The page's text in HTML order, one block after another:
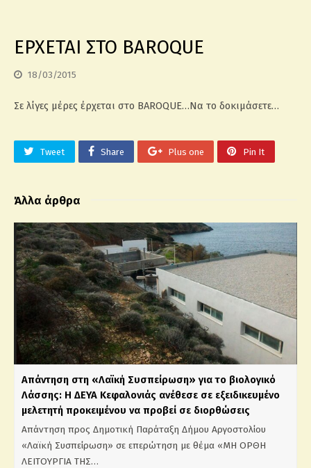
ΕΡΧΕΤΑΙ ΣΤΟ BAROQUE
18/03/2015
Σε λίγες μέρες έρχεται στο BAROQUE…Να το δοκιμάσετε…
Tweet Share Plus one Pin It
Άλλα άρθρα
Απάντηση στη «Λαϊκή Συσπείρωση» για το βιολογικό
Λάσσης: Η ΔΕΥΑ Κεφαλονιάς ανέθεσε σε εξειδικευμένο
μελετητή προκειμένου να προβεί σε διορθώσεις
Απάντηση προς Δημοτική Παράταξη Δήμου Αργοστολίου
«Λαϊκή Συσπείρωση» σε επερώτηση με θέμα «ΜΗ ΟΡΘΗ
ΛΕΙΤΟΥΡΓΙΑ ΤΗΣ…